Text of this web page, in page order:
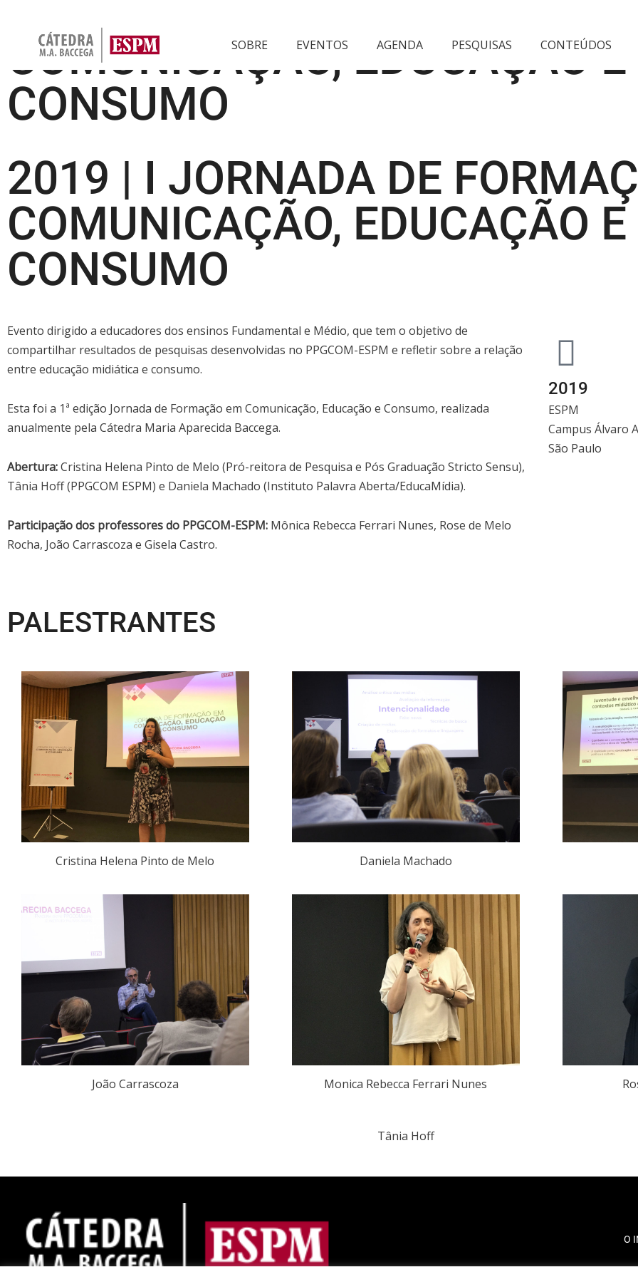
SOBRE EVENTOS AGENDA PESQUISAS CONTEÚDOS
2019 | I JORNADA DE
COMUNICAÇÃO, EDUCAÇÃO E
CONSUMO
2019 | I JORNADA DE
COMUNICAÇÃO, EDUCAÇÃO E
CONSUMO
Evento dirigido a educadores dos ensinos Fundamental e Médio, que tem o objetivo de
compartilhar resultados de pesquisas desenvolvidas no PPGCOM-ESPM e refletir sobre a relação
entre educação midiática e consumo.
Esta foi a 1ª edição Jornada de Formação em Comunicação, Educação e Consumo, realizada
anualmente pela Cátedra Maria Aparecida Baccega.
Abertura:Cristina Helena Pinto de Melo (Pró-reitora de Pesquisa e Pós Graduação Stricto Sensu),
Tânia Hoff (PPGCOM ESPM) e Daniela Machado (Instituto Palavra Aberta/EducaMídia).
Participação dos professores do PPGCOM-ESPM: Mônica Rebecca Ferrari Nunes, Rose de Melo
Rocha, João Carrascoza e Gisela Castro.
2019
ESPM
Campus Álvaro
São Paulo
PALESTRANTES
Cristina Helena Pinto de Melo
João Carrascoza
Daniela Machado
Monica Rebecca Ferrari Nunes
Tânia Hoff
O